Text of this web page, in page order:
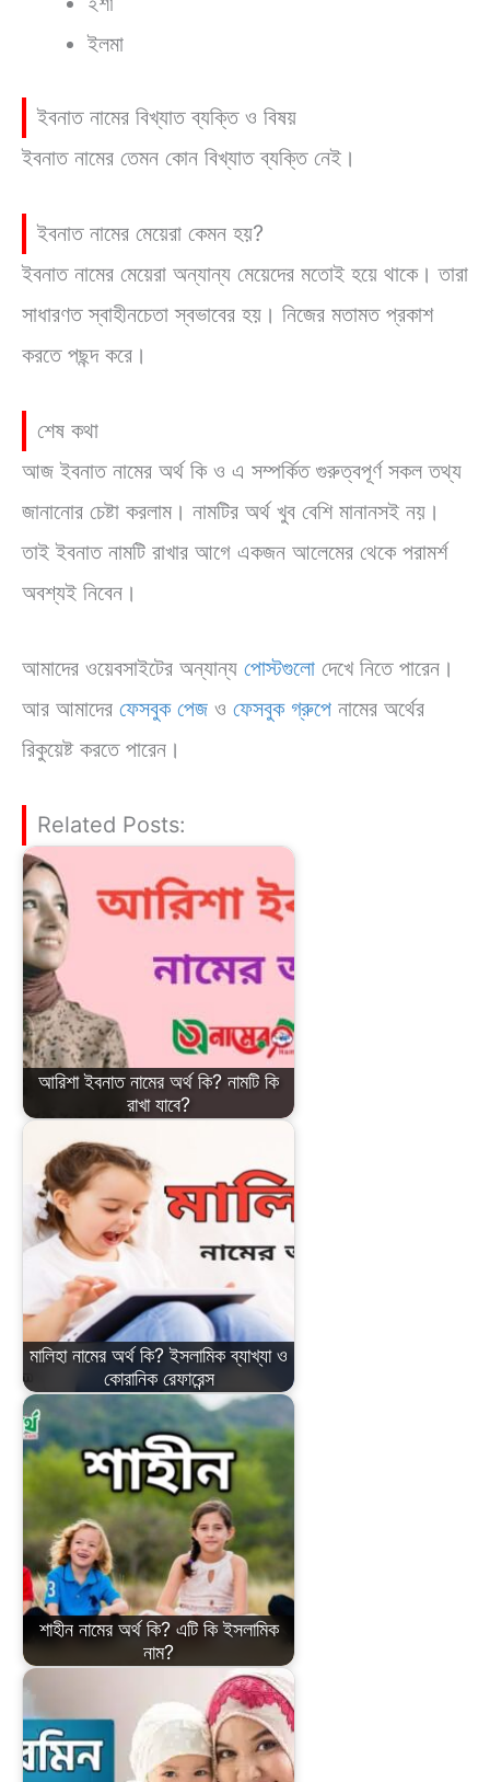
ইলমা
ইবনাত নামের বিখ্যাত ব্যক্তি ও বিষয়
ইবনাত নামের তেমন কোন বিখ্যাত ব্যক্তি নেই।
ইবনাত নামের মেয়েরা কেমন হয়?
ইবনাত নামের মেয়েরা অন্যান্য মেয়েদের মতোই হয়ে থাকে। তারা
সাধারণত স্বাহীনচেতা স্বভাবের হয়। নিজের মতামত প্রকাশ
করতে পছন্দ করে।
শেষ কথা
আজ ইবনাত নামের অর্থ কি ও এ সম্পর্কিত গুরুত্বপূর্ণ সকল তথ্য
জানানোর চেষ্টা করলাম। নামটির অর্থ খুব বেশি মানানসই নয়।
তাই ইবনাত নামটি রাখার আগে একজন আলেমের থেকে পরামর্শ
অবশ্যই নিবেন।
আমাদের ওয়েবসাইটের অন্যান্য পোস্টগুলো দেখে নিতে পারেন।
আর আমাদের ফেসবুক পেজ ও ফেসবুক গ্রুপে নামের অর্থের
রিকুয়েষ্ট করতে পারেন।
Related Posts:
আরিশা ইবনাত নামের অর্থ কি? নামটি কি
রাখা যাবে?
মালিহা নামের অর্থ কি? ইসলামিক ব্যাখ্যা ও
কোরানিক রেফারেন্স
শাহীন নামের অর্থ কি? এটি কি ইসলামিক
নাম?